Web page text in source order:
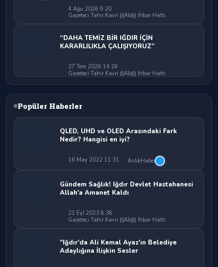
Bırakılamaz"
4 Ağu 2026 9:20
Gazeteci Tahir Kavri (((Alo))) İhbar Hattı
“DAHA TEMİZ BİR IĞDIR İÇİN
KARARLILIKLA ÇALIŞIYORUZ”
27 Tem 2026 14:26
Gazeteci Tahir Kavri (((Alo))) İhbar Hattı
Popüler Haberler
QLED, UHD ve OLED Arasındaki Fark
Nedir? Hangisi en iyi?
16 May 2022 11:31 AnlıkHaber
Gündem Sağlık! Iğdır Devlet Hastahanesi
Allah'a Amanet Kaldı
21 Eyl 2023 8:38
Gazeteci Tahir Kavri (((Alo))) İhbar Hattı
"Iğdır'da Ali Kemal Ayaz'ın Belediye
Adaylığına İlişkin Sesler